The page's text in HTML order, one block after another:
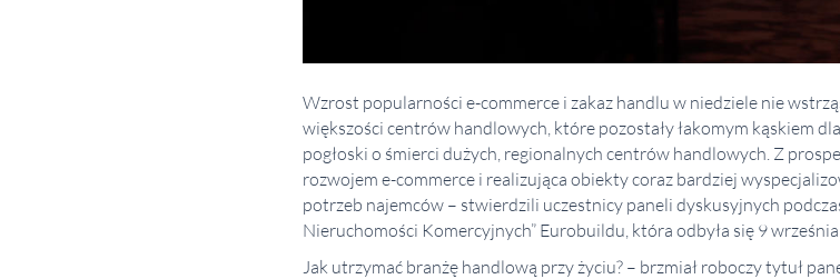
Wzrost popularności e-commerce i zakaz handlu w niedziele nie
większości centrów handlowych, które pozostały łakomym kąskiem
pogłoski o śmierci dużych, regionalnych centrów handlowych. Z
rozwojem e-commerce i realizująca obiekty coraz bardziej
potrzeb najemców – stwierdzili uczestnicy paneli dyskusyjnych
Nieruchomości Komercyjnych” Eurobuildu, która odbyła się 9
Jak utrzymać branżę handlową przy życiu? – brzmiał roboczy tytuł